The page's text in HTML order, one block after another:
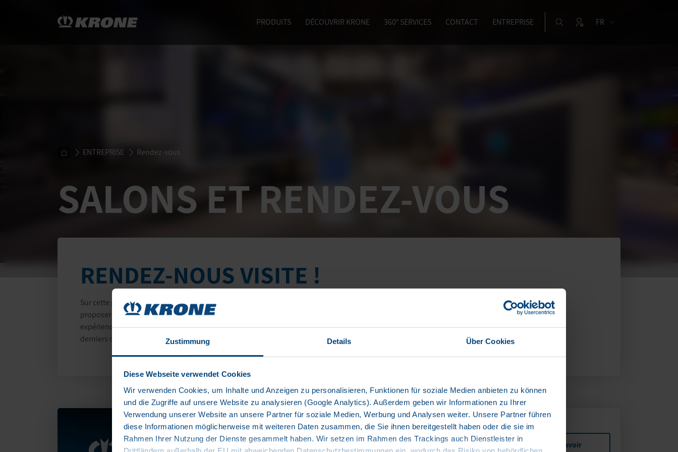
Zustimmung Details Über Cookies
Diese Webseite verwendet Cookies
Wir verwenden Cookies, um Inhalte und Anzeigen zu personalisieren, Funktionen für soziale Medien anbieten zu können
und die Zugriffe auf unsere Website zu analysieren (Google Analytics). Außerdem geben wir Informationen zu Ihrer
Verwendung unserer Website an unsere Partner für soziale Medien, Werbung und Analysen weiter. Unsere Partner führen
diese Informationen möglicherweise mit weiteren Daten zusammen, die Sie ihnen bereitgestellt haben oder die sie im
Rahmen Ihrer Nutzung der Dienste gesammelt haben. Wir setzen im Rahmen des Trackings auch Dienstleister in
PRODUITS DÉCOUVRIR KRONE 360° SERVICES CONTACT ENTREPRISE FR
ENTREPRISE Rendez-vous
SALONS ET RENDEZ-VOUS
RENDEZ-NOUS VISITE !
Sur cette page, vous trouverez toutes les informations importantes sur les événements à venir. Nous sommes fiers de pouvoir vous
proposer une large gamme de salons et d’événements destinés à différents groupes d’intérêts. Notre objectif est de vous offrir une
expérience inoubliable qui vous aidera non seulement à élargir votre réseau, mais également à obtenir un aperçu précieux des
derniers développements et tendances.
18.11.2025 - 22.11.2025
TYPE
PAYS, VILLE
en savoir